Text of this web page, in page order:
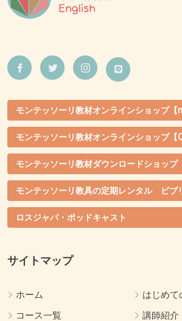
モンテッソーリ教材オンラインショップ【
モンテッソーリ教材オンラインショップ【
モンテッソーリ教材ダウンロードショップ
モンテッソーリ教具の定期レンタル ビブ
ロスジャパ・ポッドキャスト
サイトマップ
ホーム
はじめて
コース一覧
講師紹介